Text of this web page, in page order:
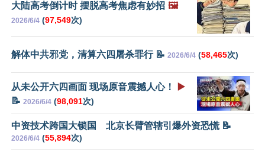
大陆高考倒计时 摆脱高考焦虑有妙招 🖼️
2026/6/4 (97,549次)
解体中共邪党，清算六四屠杀罪行 📝 2026/6/4 (58,465次)
从未公开六四画面 现场原音震撼人心！
▶️
📝 2026/6/4 (98,091次)
中资技术跨国大锁国 北京长臂管辖引爆外资恐慌 📝
2026/6/4 (55,894次)